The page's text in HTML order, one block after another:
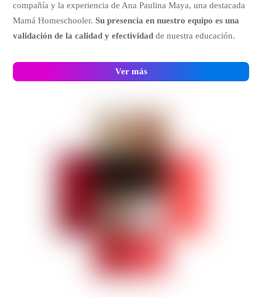
compañía y la experiencia de Ana Paulina Maya, una destacada
Mamá Homeschooler.Su presencia en nuestro equipo es una
validación de la calidad y efectividad de nuestra educación.
Ver más